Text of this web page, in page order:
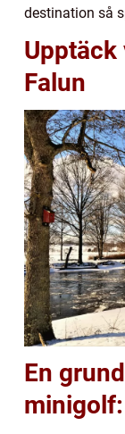
destination så
Falun
En
minigolf: